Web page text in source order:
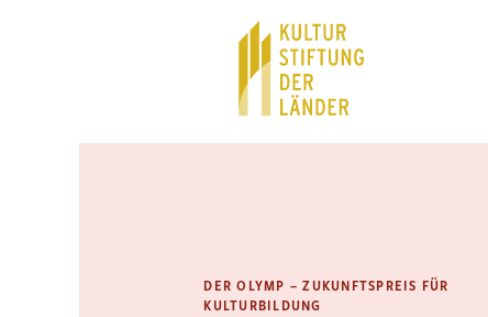
DER OLYMP – ZUKUNFTSPREIS FÜR
KULTURBILDUNG